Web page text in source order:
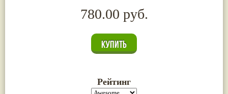
780.00 руб.
Рейтинг